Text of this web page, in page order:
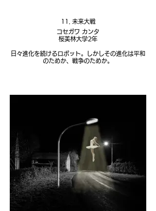
11. 未来大戦
コセガワ カンタ
桜美林大学2年
日々進化を続けるロボット。しかしその進化は平和
のためか、戦争のためか。